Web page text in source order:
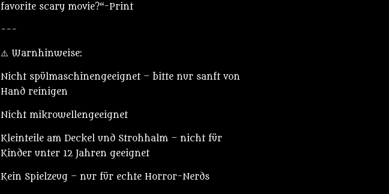
favorite scary movie?“-Print
---
⚠️ Warnhinweise:
Nicht spülmaschinengeeignet – bitte nur sanft von
Hand reinigen
Nicht mikrowellengeeignet
Kleinteile am Deckel und Strohhalm – nicht für
Kinder unter 12 Jahren geeignet
Kein Spielzeug – nur für echte Horror-Nerds